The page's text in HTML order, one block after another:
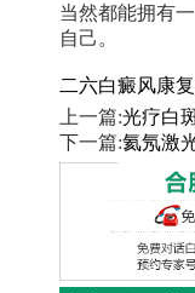
当然都能拥有
自己。
二六白癜风康
上一篇:光疗白
下一篇:氦氖激